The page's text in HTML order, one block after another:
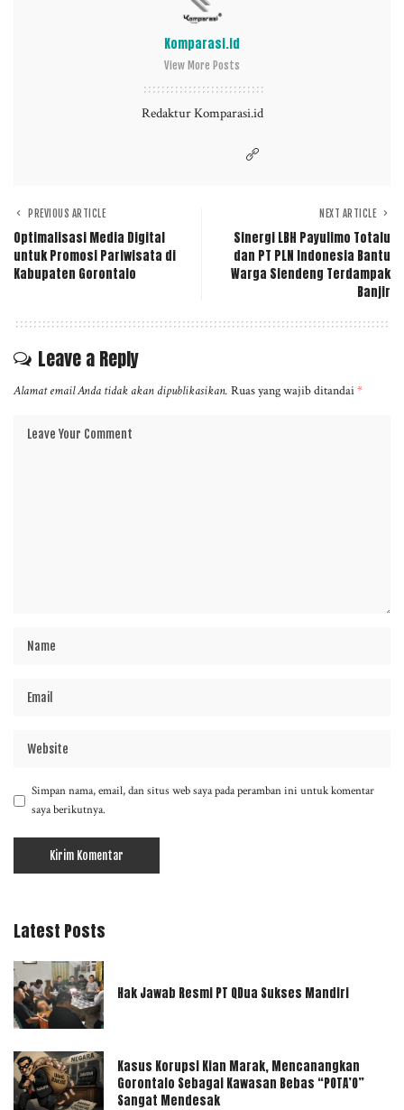
Komparasi.id
View More Posts
Redaktur Komparasi.id
PREVIOUS ARTICLE
Optimalisasi Media Digital
untuk Promosi Pariwisata di
Kabupaten Gorontalo
NEXT ARTICLE
Sinergi LBH Payulimo Totalu
dan PT PLN Indonesia Bantu
Warga Siendeng Terdampak
Banjir
Leave a Reply
Alamat email Anda tidak akan dipublikasikan. Ruas yang wajib ditandai*
Simpan nama, email, dan situs web saya pada peramban ini untuk komentar
saya berikutnya.
Latest Posts
Hak Jawab Resmi PT QDua Sukses Mandiri
Kasus Korupsi Kian Marak, Mencanangkan
Gorontalo Sebagai Kawasan Bebas “POTA’O”
Sangat Mendesak